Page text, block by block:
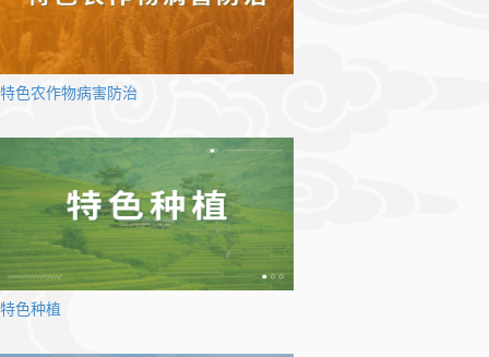
特色农作物病害防治
特色种植